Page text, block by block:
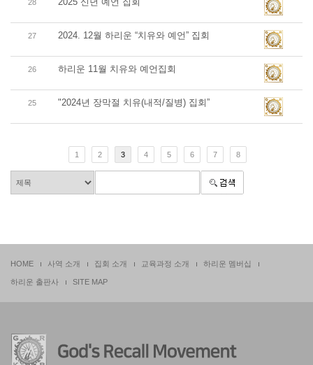
28
27 2024. 12월 하리운 “치유와 예언” 집회
26 하리운 11월 치유와 예언집회
25 "2024년 장막절 치유(내적/질병) 집회”
1 2 3 4 5 6 7 8
HOME 사역 소개 집회 소개 교육과정 소개 하리운 멤버십
하리운 출판사 SITE MAP